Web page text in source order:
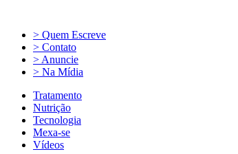
> Quem Escreve
> Contato
> Anuncie
> Na Mídia
Tratamento
Nutrição
Tecnologia
Mexa-se
Vídeos